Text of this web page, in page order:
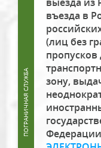
въезда в
(лиц без
зону,